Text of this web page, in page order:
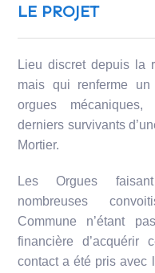
LE PROJET
Lieu discret depuis la
mais qui renferme
orgues mécaniques,
derniers survivants
Mortier.
Les Orgues
nombreuses
Commune n’étant
financière d’acquérir
contact a été pris avec